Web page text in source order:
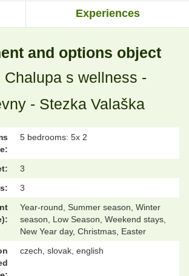
Experiences
and options object
Chalupa s wellness -
- Stezka Valaška
5 bedrooms: 5x 2
3
3
Year-round, Summer season, Winter
season, Low Season, Weekend stays,
New Year day, Christmas, Easter
czech, slovak, english